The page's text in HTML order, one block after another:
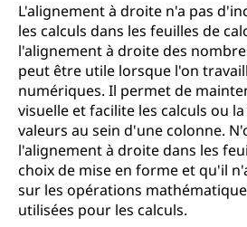
L'alignement à droite n'a pas
les calculs dans les feuilles de
l'alignement à droite des
peut être utile lorsque l'on
numériques. Il permet de
visuelle et facilite les calculs ou
valeurs au sein d'une colonne.
l'alignement à droite dans les
choix de mise en forme et qu'il
sur les opérations
utilisées pour les calculs.